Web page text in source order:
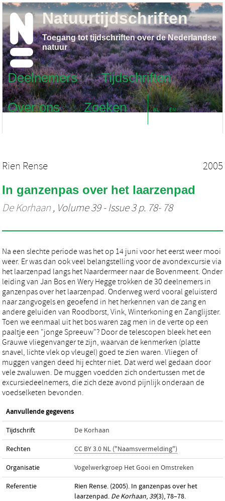
Deelnemers
Tijdschriften
Over ons
Zoeken NL EN
Natuurtijdschriften
Toegang tot tijdschriften over de Nederlandse
natuur
Rien Rense 2005
In ganzenpas over het laarzenpad
De Korhaan , Volume 39 - Issue 3 p. 78- 78
Na een slechte periode was het op 14 juni voor het eerst weer mooi
weer. Er was dan ook veel belangstelling voor de avondexcursie via
het laarzenpad langs het Naardermeer naar de Bovenmeent. Onder
leiding van Jan Bos en Wery Hegge trokken de 30 deelnemers in
ganzenpas over het laarzenpad. Onderweg werd vooral geluisterd
naar zangvogels en geoefend in het herkennen van de zang en
andere geluiden van Roodborst, Vink, Winterkoning en Zanglijster.
Toen we eenmaal uit het bos waren zag men in de verte op een
paaltje een "jonge Spreeuw"? Door de telescopen bleek het een
Grauwe vliegenvanger te zijn, waarvan de kenmerken (platte
snavel, lichte vlek op vleugel) goed te zien waren. Vliegen of
muggen vangen deed hij echter niet. Dat werd wel gedaan door
vele zwaluwen. De muggen voedden zich ondertussen met de
excursiedeelnemers, die zich deze avond pijnlijk onderaan de
voedselketen bevonden.
Aanvullende gegevens
Tijdschrift De Korhaan
Rechten CC BY 3.0 NL ("Naamsvermelding")
Organisatie Vogelwerkgroep Het Gooi en Omstreken
Referentie
Rien Rense. (2005). In ganzenpas over het
laarzenpad. De Korhaan, 39(3), 78–78.